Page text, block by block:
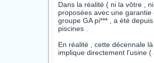
Dans la réalité ( ni la vôtre ,
proposées avec une garantie
groupe GA pi*** , a été
piscines .
En réalité , cette décennale
implique directement l'usine